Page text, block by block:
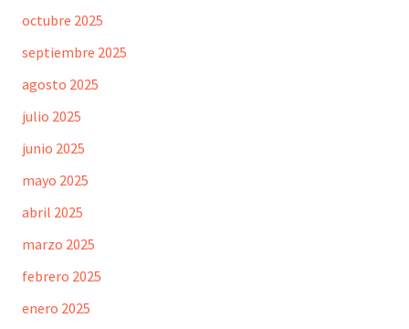
octubre 2025
septiembre 2025
agosto 2025
julio 2025
junio 2025
mayo 2025
abril 2025
marzo 2025
febrero 2025
enero 2025